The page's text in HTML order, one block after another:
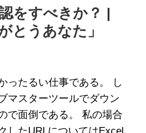
をすべきか？ |
とうあなた」
ったるい仕事である。 し
マスターツールでダウン
で面倒である。 私の場合